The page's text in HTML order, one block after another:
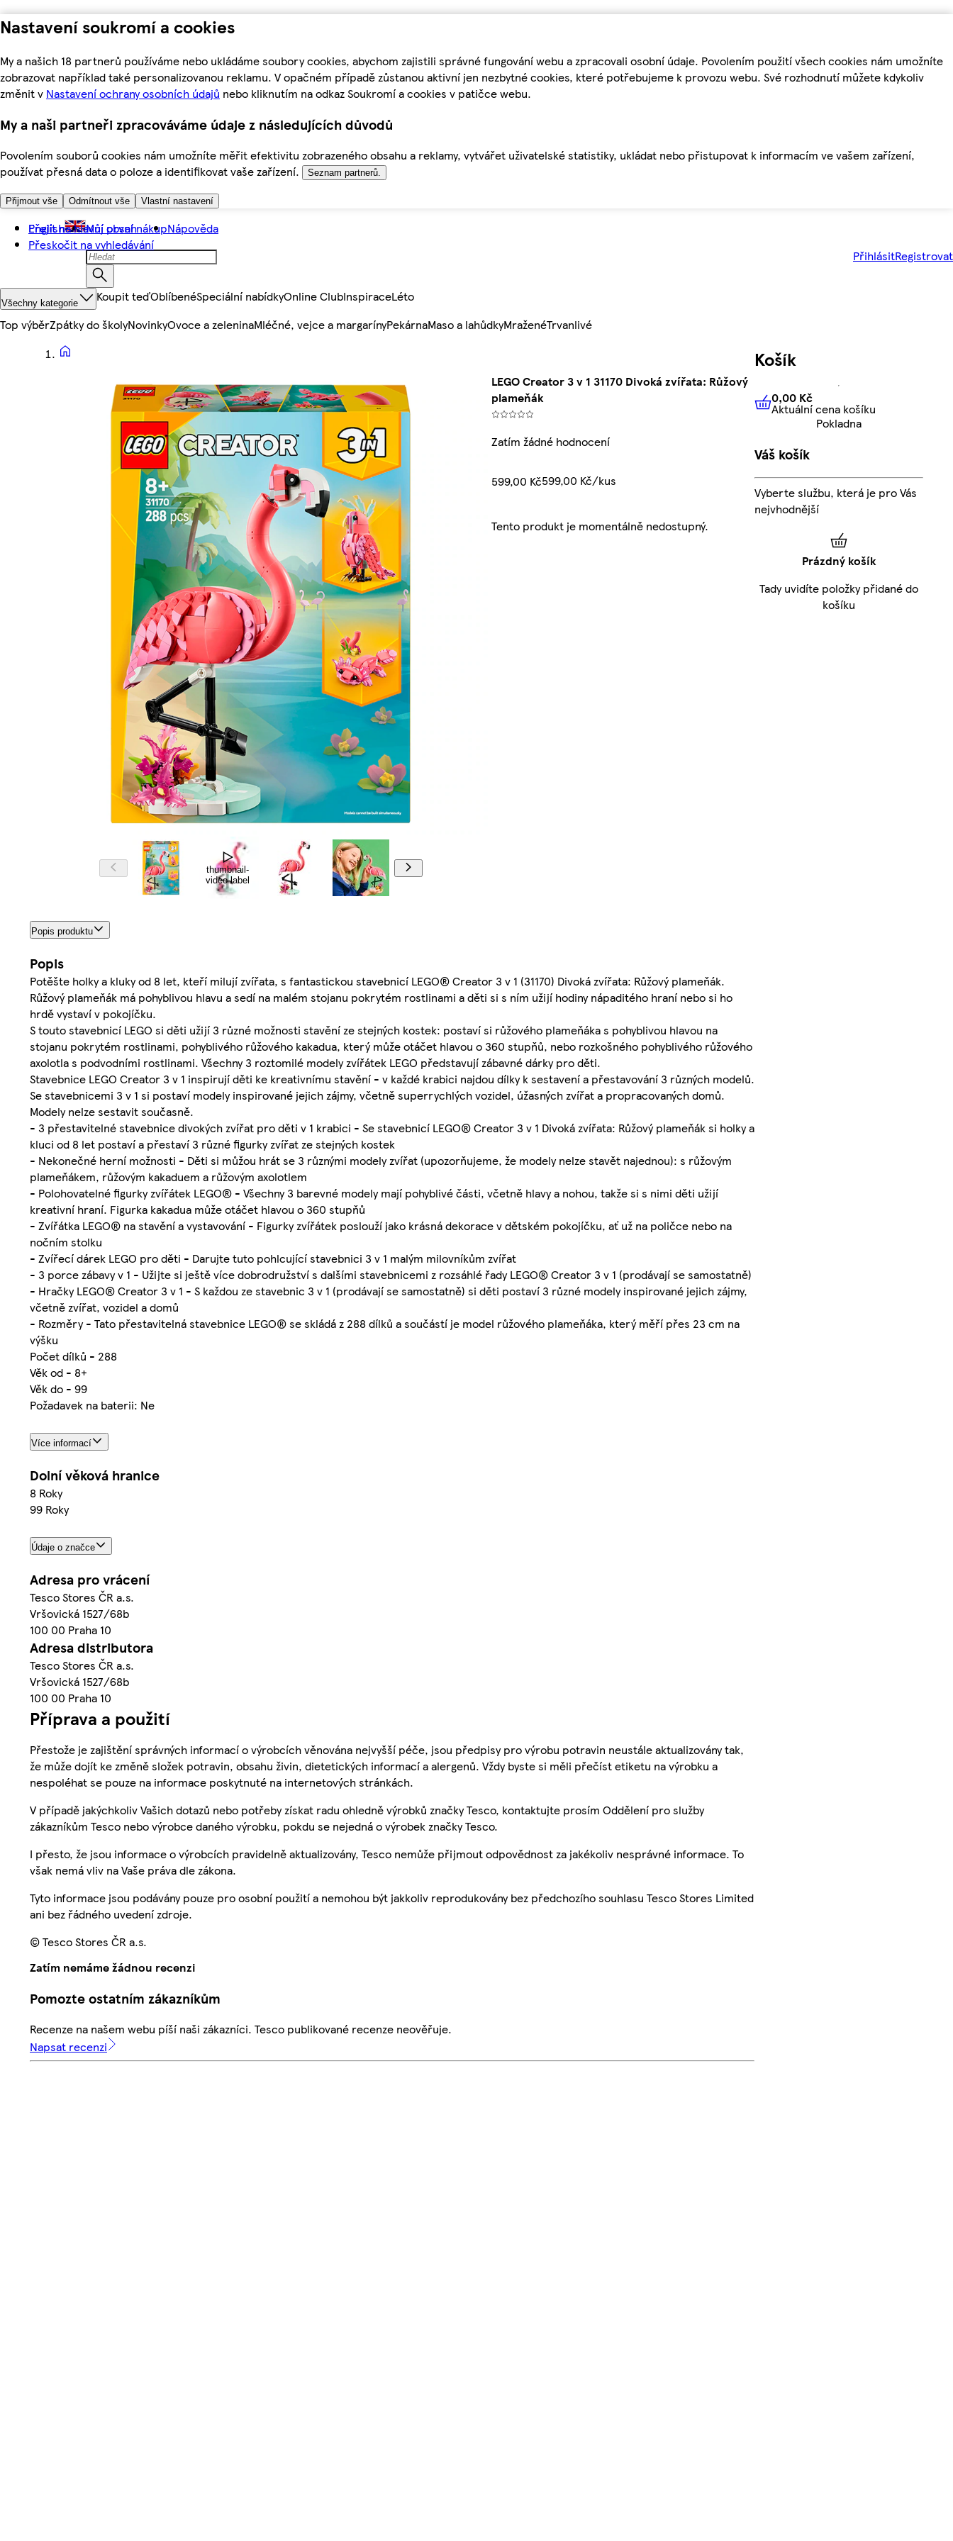
Nastavení soukromí a cookies
My a našich 18 partnerů používáme nebo ukládáme soubory cookies, abychom zajistili správné fungování webu a zpracovali osobní údaje. Povolením použití všech cookies nám umožníte
zobrazovat například také personalizovanou reklamu. V opačném případě zůstanou aktivní jen nezbytné cookies, které potřebujeme k provozu webu. Své rozhodnutí můžete kdykoliv
změnit v Nastavení ochrany osobních údajů nebo kliknutím na odkaz Soukromí a cookies v patičce webu.
My a naši partneři zpracováváme údaje z následujících důvodů
Povolením souborů cookies nám umožníte měřit efektivitu zobrazeného obsahu a reklamy, vytvářet uživatelské statistiky, ukládat nebo přistupovat k informacím ve vašem zařízení,
používat přesná data o poloze a identifikovat vaše zařízení.
Seznam partnerů.
Přijmout vše Odmítnout vše Vlastní nastavení
Přejít na hlavní obsah
Přeskočit na vyhledávání
English Můj první nákupNápověda
PřihlásitRegistrovat
Všechny kategorie Koupit teďOblíbenéSpeciální nabídkyOnline ClubInspiraceLéto
Top výběrZpátky do školyNovinkyOvoce a zeleninaMléčné, vejce a margarínyPekárnaMaso a lahůdkyMraženéTrvanlivé
thumbnail-
video-label
LEGO Creator 3 v 1 31170 Divoká zvířata: Růžový
plameňák
Zatím žádné hodnocení
599,00 Kč599,00 Kč/kus
Tento produkt je momentálně nedostupný.
Popis produktu
Popis
Potěšte holky a kluky od 8 let, kteří milují zvířata, s fantastickou stavebnicí LEGO® Creator 3 v 1 (31170) Divoká zvířata: Růžový plameňák.
Růžový plameňák má pohyblivou hlavu a sedí na malém stojanu pokrytém rostlinami a děti si s ním užijí hodiny nápaditého hraní nebo si ho
hrdě vystaví v pokojíčku.
S touto stavebnicí LEGO si děti užijí 3 různé možnosti stavění ze stejných kostek: postaví si růžového plameňáka s pohyblivou hlavou na
stojanu pokrytém rostlinami, pohyblivého růžového kakadua, který může otáčet hlavou o 360 stupňů, nebo rozkošného pohyblivého růžového
axolotla s podvodními rostlinami. Všechny 3 roztomilé modely zvířátek LEGO představují zábavné dárky pro děti.
Stavebnice LEGO Creator 3 v 1 inspirují děti ke kreativnímu stavění - v každé krabici najdou dílky k sestavení a přestavování 3 různých modelů.
Se stavebnicemi 3 v 1 si postaví modely inspirované jejich zájmy, včetně superrychlých vozidel, úžasných zvířat a propracovaných domů.
Modely nelze sestavit současně.
- 3 přestavitelné stavebnice divokých zvířat pro děti v 1 krabici - Se stavebnicí LEGO® Creator 3 v 1 Divoká zvířata: Růžový plameňák si holky a
kluci od 8 let postaví a přestaví 3 různé figurky zvířat ze stejných kostek
- Nekonečné herní možnosti - Děti si můžou hrát se 3 různými modely zvířat (upozorňujeme, že modely nelze stavět najednou): s růžovým
plameňákem, růžovým kakaduem a růžovým axolotlem
- Polohovatelné figurky zvířátek LEGO® - Všechny 3 barevné modely mají pohyblivé části, včetně hlavy a nohou, takže si s nimi děti užijí
kreativní hraní. Figurka kakadua může otáčet hlavou o 360 stupňů
- Zvířátka LEGO® na stavění a vystavování - Figurky zvířátek poslouží jako krásná dekorace v dětském pokojíčku, ať už na poličce nebo na
nočním stolku
- Zvířecí dárek LEGO pro děti - Darujte tuto pohlcující stavebnici 3 v 1 malým milovníkům zvířat
- 3 porce zábavy v 1 - Užijte si ještě více dobrodružství s dalšími stavebnicemi z rozsáhlé řady LEGO® Creator 3 v 1 (prodávají se samostatně)
- Hračky LEGO® Creator 3 v 1 - S každou ze stavebnic 3 v 1 (prodávají se samostatně) si děti postaví 3 různé modely inspirované jejich zájmy,
včetně zvířat, vozidel a domů
- Rozměry - Tato přestavitelná stavebnice LEGO® se skládá z 288 dílků a součástí je model růžového plameňáka, který měří přes 23 cm na
výšku
Počet dílků - 288
Věk od - 8+
Věk do - 99
Požadavek na baterii: Ne
Více informací
Dolní věková hranice
8 Roky
99 Roky
Údaje o značce
Adresa pro vrácení
Tesco Stores ČR a.s.
Vršovická 1527/68b
100 00 Praha 10
Adresa distributora
Tesco Stores ČR a.s.
Vršovická 1527/68b
100 00 Praha 10
Příprava a použití
Přestože je zajištění správných informací o výrobcích věnována nejvyšší péče, jsou předpisy pro výrobu potravin neustále aktualizovány tak,
že může dojít ke změně složek potravin, obsahu živin, dietetických informací a alergenů. Vždy byste si měli přečíst etiketu na výrobku a
nespoléhat se pouze na informace poskytnuté na internetových stránkách.
V případě jakýchkoliv Vašich dotazů nebo potřeby získat radu ohledně výrobků značky Tesco, kontaktujte prosím Oddělení pro služby
zákazníkům Tesco nebo výrobce daného výrobku, pokdu se nejedná o výrobek značky Tesco.
I přesto, že jsou informace o výrobcích pravidelně aktualizovány, Tesco nemůže přijmout odpovědnost za jakékoliv nesprávné informace. To
však nemá vliv na Vaše práva dle zákona.
Tyto informace jsou podávány pouze pro osobní použití a nemohou být jakkoliv reprodukovány bez předchozího souhlasu Tesco Stores Limited
ani bez řádného uvedení zdroje.
© Tesco Stores ČR a.s.
Zatím nemáme žádnou recenzi
Pomozte ostatním zákazníkům
Recenze na našem webu píší naši zákazníci. Tesco publikované recenze neověřuje.
Napsat recenzi
Košík
0,00 KčAktuální cena košíku
0,00 Kč
Aktuální cena košíku
Pokladna
Váš košík
Vyberte službu, která je pro Vás
nejvhodnější
Prázdný košík
Tady uvidíte položky přidané do
košíku